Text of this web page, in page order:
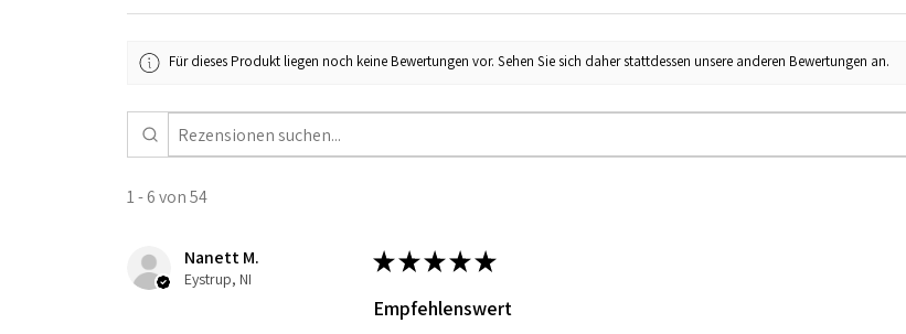
Für dieses Produkt liegen noch keine Bewertungen vor. Sehen Sie sich daher stattdessen unsere anderen Bewertungen an.
1 - 6 von 54
Nanett M.
Eystrup, NI
★ ★ ★ ★ ★
Empfehlenswert